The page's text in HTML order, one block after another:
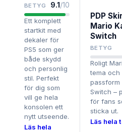
BETYG 9.1/10
Ett komplett
startkit med
dekaler för
PS5 som ger
både skydd
och personlig
stil. Perfekt
för dig som
vill ge hela
konsolen ett
nytt utseende.
Läs hela
PDP
Mario
Switch
BETYG
Roligt
tema och
passform
Switch –
för fans
sticka ut.
Läs hela